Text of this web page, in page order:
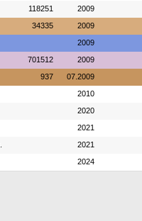
118251 2009
34335 2009
2009
701512 2009
937 07.2009
2010
2020
2021
2021
2024